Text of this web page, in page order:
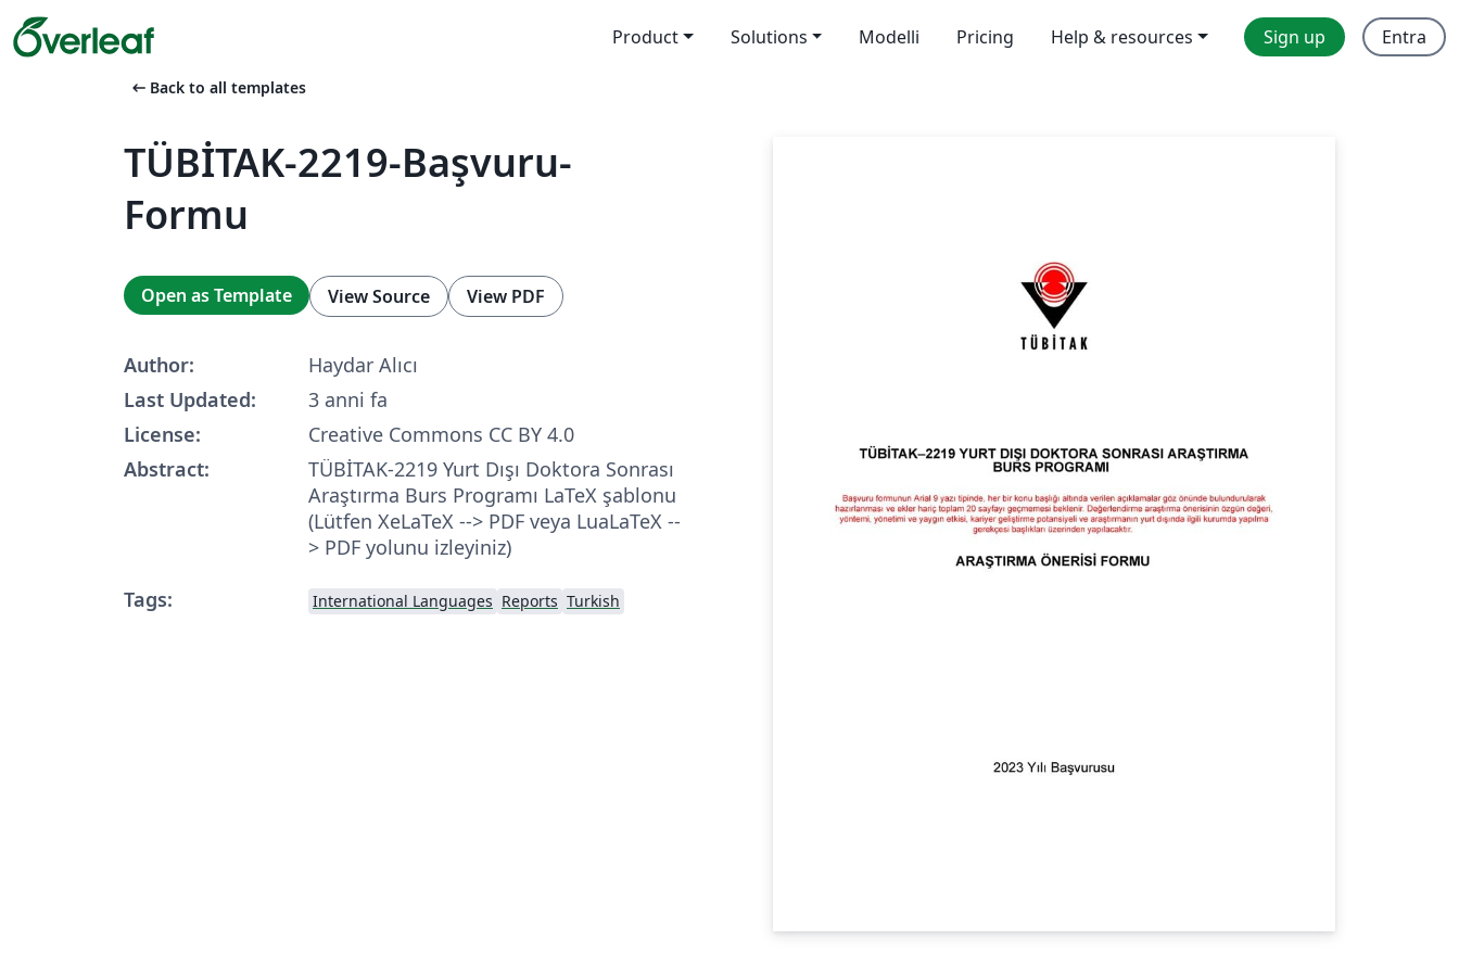
Product Solutions Modelli Pricing Help & resources Sign up Entra
arrow_left_alt Back to all templates
TÜBİTAK-2219-Başvuru-
Formu
Open as Template View Source View PDF
Author:
Haydar Alıcı
Last Updated:
3 anni fa
License:
Creative Commons CC BY 4.0
Abstract:
TÜBİTAK-2219 Yurt Dışı Doktora Sonrası
Araştırma Burs Programı LaTeX şablonu
(Lütfen XeLaTeX --> PDF veya LuaLaTeX --
> PDF yolunu izleyiniz)
Tags:
International Languages Reports Turkish